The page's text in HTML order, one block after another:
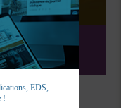
EDS,
!